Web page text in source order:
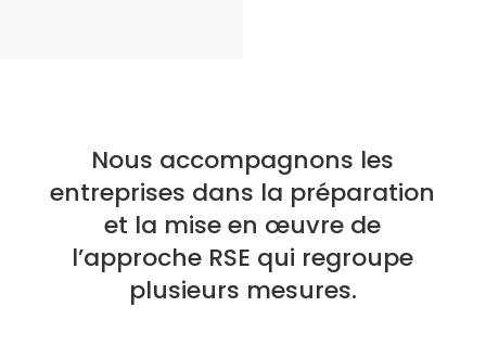
Nous accompagnons les
entreprises dans la préparation
et la mise en œuvre de
l’approche RSE qui regroupe
plusieurs mesures.